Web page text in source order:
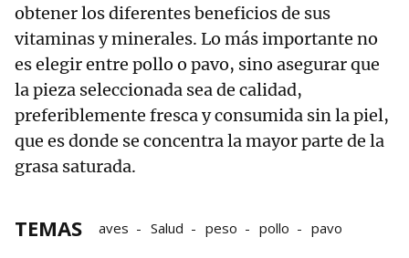
obtener los diferentes beneficios de sus
vitaminas y minerales. Lo más importante no
es elegir entre pollo o pavo, sino asegurar que
la pieza seleccionada sea de calidad,
preferiblemente fresca y consumida sin la piel,
que es donde se concentra la mayor parte de la
grasa saturada.
TEMAS aves Salud peso pollo pavo